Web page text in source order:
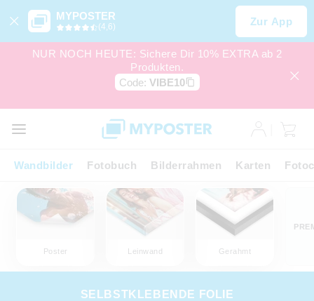
MYPOSTER
(4,6) Zur App
NUR NOCH HEUTE: Sichere Dir 10% EXTRA ab 2
Produkten.
Code: VIBE10
Wandbilder Fotobuch Bilderrahmen Karten
Poster Leinwand Gerahmt
SELBSTKLEBENDE FOLIE